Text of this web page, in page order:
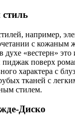
например,
с кожаным
духе «вестерн»
поверх
характера с
тканей с
стилем.
Диско